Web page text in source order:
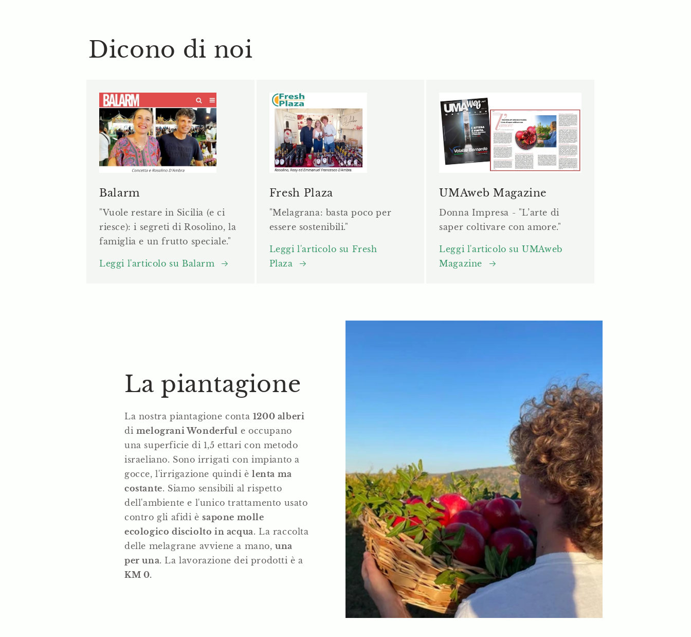
Dicono di noi
Balarm
"Vuole restare in Sicilia (e ci
riesce): i segreti di Rosolino, la
famiglia e un frutto speciale."
Leggi l'articolo su Balarm
Fresh Plaza
"Melagrana: basta poco per
essere sostenibili."
Leggi l'articolo su Fresh
Plaza
UMAweb Magazine
Donna Impresa - "L’arte di
saper coltivare con amore."
Leggi l'articolo su UMAweb
Magazine
La piantagione
La nostra piantagione conta 1200 alberi
di melograni Wonderful e occupano
una superficie di 1,5 ettari con metodo
israeliano. Sono irrigati con impianto a
gocce, l'irrigazione quindi èlenta ma
costante. Siamo sensibili al rispetto
dell'ambiente e l'unico trattamento usato
contro gli afidi è sapone molle
ecologico disciolto in acqua. La raccolta
delle melagrane avviene a mano,una
per una. La lavorazione dei prodotti è a
KM 0.